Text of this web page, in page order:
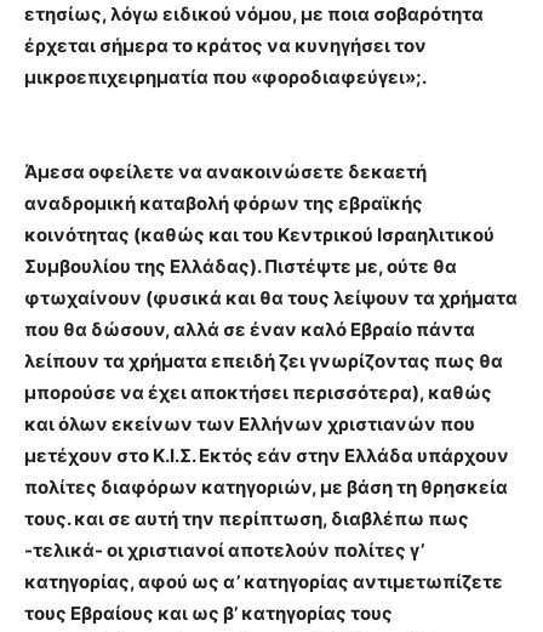
ετησίως, λόγω ειδικού νόμου, με ποια σοβαρότητα
έρχεται σήμερα το κράτος να κυνηγήσει τον
μικροεπιχειρηματία που «φοροδιαφεύγει»;.
Άμεσα οφείλετε να ανακοινώσετε δεκαετή
αναδρομική καταβολή φόρων της εβραϊκής
κοινότητας (καθώς και του Κεντρικού Ισραηλιτικού
Συμβουλίου της Ελλάδας). Πιστέψτε με, ούτε θα
φτωχαίνουν (φυσικά και θα τους λείψουν τα χρήματα
που θα δώσουν, αλλά σε έναν καλό Εβραίο πάντα
λείπουν τα χρήματα επειδή ζει γνωρίζοντας πως θα
μπορούσε να έχει αποκτήσει περισσότερα), καθώς
και όλων εκείνων των Ελλήνων χριστιανών που
μετέχουν στο Κ.Ι.Σ. Εκτός εάν στην Ελλάδα υπάρχουν
πολίτες διαφόρων κατηγοριών, με βάση τη θρησκεία
τους. και σε αυτή την περίπτωση, διαβλέπω πως
-τελικά- οι χριστιανοί αποτελούν πολίτες γ’
κατηγορίας, αφού ως α’ κατηγορίας αντιμετωπίζετε
τους Εβραίους και ως β’ κατηγορίας τους